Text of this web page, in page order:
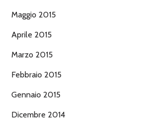
Maggio 2015
Aprile 2015
Marzo 2015
Febbraio 2015
Gennaio 2015
Dicembre 2014